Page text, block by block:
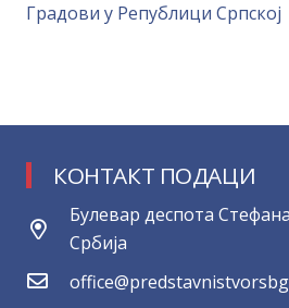
Градови у Републици Српској
КОНТАКТ ПОДАЦИ
Булевар деспота
Србија